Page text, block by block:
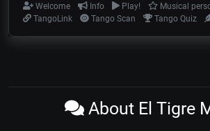
Welcome Info Play!
Musical
TangoLink
Tango Scan Tango Quiz
About El Tigre